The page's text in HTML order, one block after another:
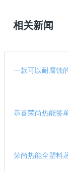
相关新闻
一款可以耐腐蚀
恭喜荣尚热能签
荣尚热能全塑料